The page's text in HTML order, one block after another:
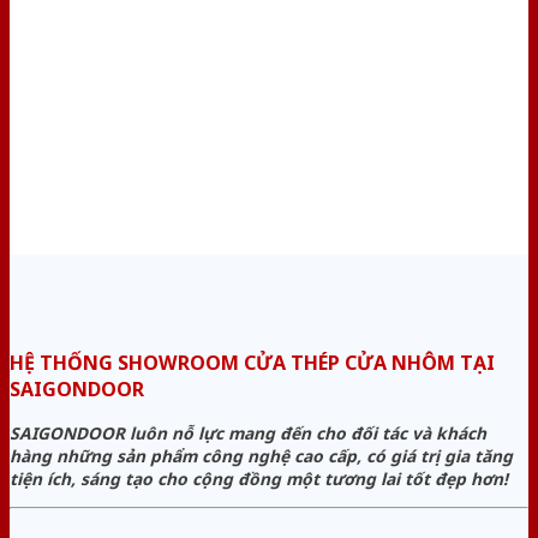
HỆ THỐNG SHOWROOM CỬA THÉP CỬA NHÔM TẠI
SAIGONDOOR
SAIGONDOOR luôn nỗ lực mang đến cho đối tác và khách
hàng những sản phẩm công nghệ cao cấp, có giá trị gia tăng
tiện ích, sáng tạo cho cộng đồng một tương lai tốt đẹp hơn!